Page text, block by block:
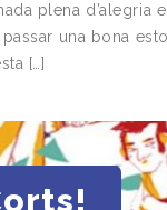
plena d’alegria
una bona
[…]